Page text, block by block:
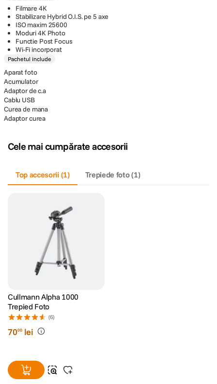
Filmare 4K
Stabilizare Hybrid O.I.S. pe 5 axe
ISO maxim 25600
Moduri 4K Photo
Functie Post Focus
Wi-Fi incorporat
Pachetul include
Aparat foto
Acumulator
Adaptor de c.a
Cablu USB
Curea de mana
Adaptor curea
Cele mai cumpărate accesorii
Top accesorii (1) Trepiede foto(1)
Cullmann Alpha 1000
Trepied Foto
(6)
7000 lei